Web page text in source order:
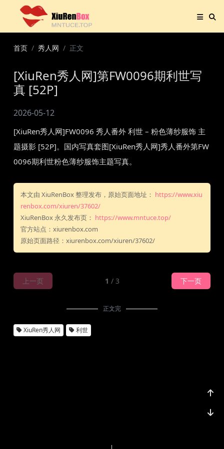
首页 秀人网 正文
[XiuRen秀人网]第FW0096期利世写
真 [52P]
2026-05-12
[XiuRen秀人网]FW0096 秀人番外 利世 – 粉色薄纱服饰 主
题摄影 [52P]。国内写真套图[XiuRen秀人网]秀人番外第FW
0096期利世粉色薄纱服饰主题写真。
本文由 XiuRenBox 整理发布，原始页面地址： https://www.xiu
renbox.com/xiuren/37602/
XiuRenBox 永久发布页： https://www.mntuce.top/
官方站点：xiurenbox.com
原始页面路径：xiurenbox.com/xiuren/37602/
上一页 1 / 3 下一页
正文完
XiuRen秀人网 利世